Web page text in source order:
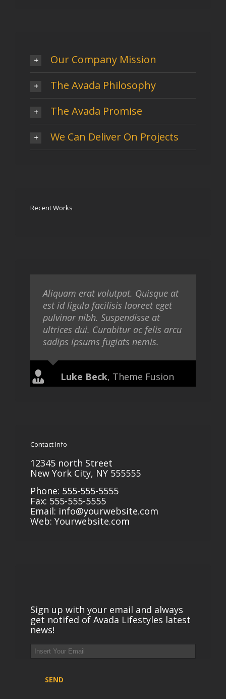
Our Company Mission
The Avada Philosophy
The Avada Promise
We Can Deliver On Projects
Recent Works
Aliquam erat volutpat. Quisque at
est id ligula facilisis laoreet eget
pulvinar nibh. Suspendisse at
ultrices dui. Curabitur ac felis arcu
sadips ipsums fugiats nemis.
Luke Beck, Theme Fusion
Contact Info
12345 north Street
New York City, NY 555555
Phone: 555-555-5555
Fax: 555-555-5555
Email: info@yourwebsite.com
Web: Yourwebsite.com
Sign up with your email and always
get notifed of Avada Lifestyles latest
news!